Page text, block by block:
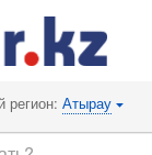
регион: Атырау {